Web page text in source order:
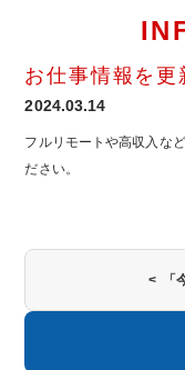
お仕事情報を更
2024.03.14
フルリモートや高収入な
ださい。
< 「